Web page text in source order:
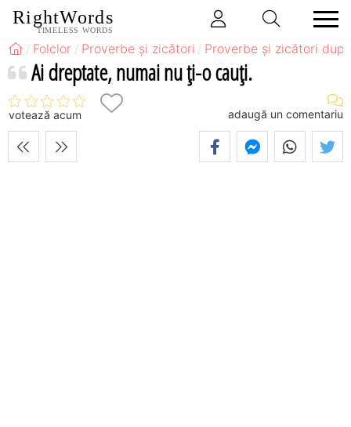
RightWords
TIMELESS WORDS
Folclor Proverbe și zicători Proverbe și zicători
Ai dreptate, numai nu ţi-o cauţi.
votează acum adaugă un comentariu